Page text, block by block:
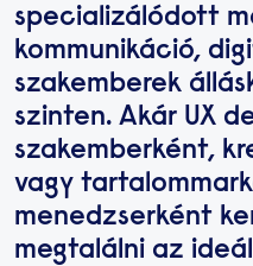
specializálódott
kommunikáció,
szakemberek
szinten. Akár UX
szakemberként,
vagy
menedzserként
megtalálni az